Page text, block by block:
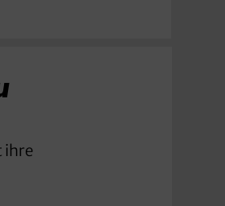
ihre